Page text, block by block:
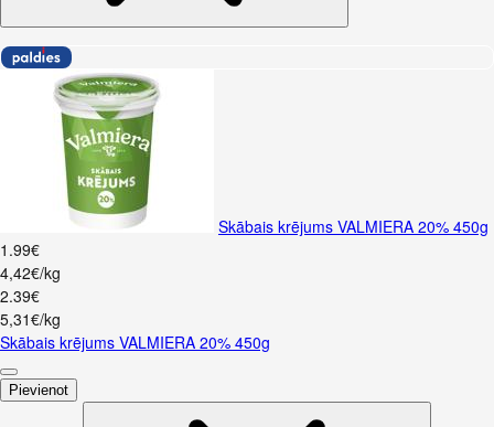
Skābais krējums VALMIERA 20% 450g
1 .99€
4,42€/kg
2.39€
5,31€/kg
Skābais krējums VALMIERA 20% 450g
Pievienot